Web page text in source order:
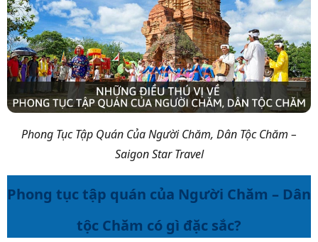
Phong Tục Tập Quán Của Người Chăm, Dân Tộc Chăm –
Saigon Star Travel
Phong tục tập quán của Người Chăm – Dân
tộc Chăm có gì đặc sắc?